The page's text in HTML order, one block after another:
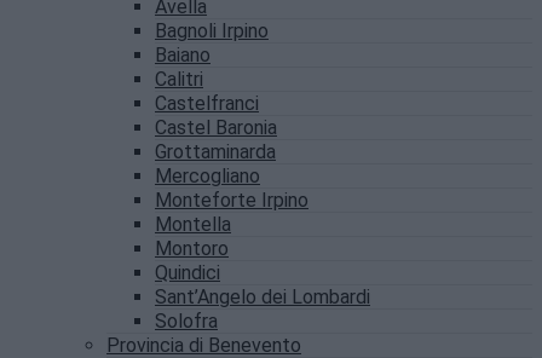
Avella
Bagnoli Irpino
Baiano
Calitri
Castelfranci
Castel Baronia
Grottaminarda
Mercogliano
Monteforte Irpino
Montella
Montoro
Quindici
Sant’Angelo dei Lombardi
Solofra
Provincia di Benevento